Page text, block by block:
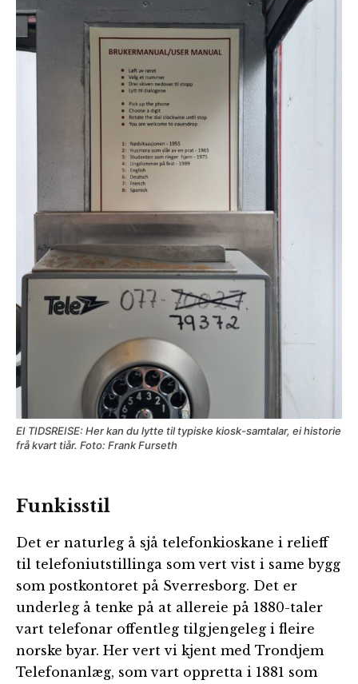
EI TIDSREISE: Her kan du lytte til typiske kiosk-samtalar, ei historie
frå kvart tiår. Foto: Frank Furseth
Funkisstil
Det er naturleg å sjå telefonkioskane i relieff
til telefoniutstillinga som vert vist i same bygg
som postkontoret på Sverresborg. Det er
underleg å tenke på at allereie på 1880-taler
vart telefonar offentleg tilgjengeleg i fleire
norske byar. Her vert vi kjent med Trondjem
Telefonanlæg, som vart oppretta i 1881 som